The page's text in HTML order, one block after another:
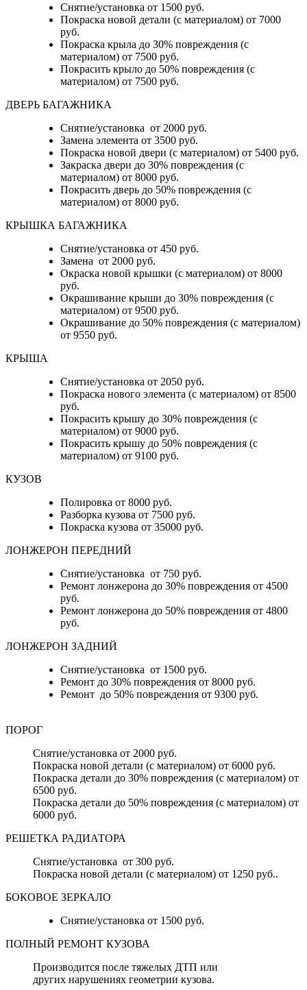
Снятие/установка от 1500 руб.
Покраска новой детали (с материалом) от 7000
руб.
Покраска крыла до 30% повреждения (с
материалом) от 7500 руб.
Покрасить крыло до 50% повреждения (с
материалом) от 7500 руб.
ДВЕРЬ БАГАЖНИКА
Снятие/установка от 2000 руб.
Замена элемента от 3500 руб.
Покраска новой двери (с материалом) от 5400 руб.
Закраска двери до 30% повреждения (с
материалом) от 8000 руб.
Покрасить дверь до 50% повреждения (с
материалом) от 8000 руб.
КРЫШКА БАГАЖНИКА
Снятие/установка от 450 руб.
Замена от 2000 руб.
Окраска новой крышки (с материалом) от 8000
руб.
Окрашивание крыши до 30% повреждения (с
материалом) от 9500 руб.
Окрашивание до 50% повреждения (с материалом)
от 9550 руб.
КРЫША
Снятие/установка от 2050 руб.
Покраска нового элемента (с материалом) от 8500
руб.
Покрасить крышу до 30% повреждения (с
материалом) от 9000 руб.
Покрасить крышу до 50% повреждения (с
материалом) от 9100 руб.
КУЗОВ
Полировка от 8000 руб.
Разборка кузова от 7500 руб.
Покраска кузова от 35000 руб.
ЛОНЖЕРОН ПЕРЕДНИЙ
Снятие/установка от 750 руб.
Ремонт лонжерона до 30% повреждения от 4500
руб.
Ремонт лонжерона до 50% повреждения от 4800
руб.
ЛОНЖЕРОН ЗАДНИЙ
Снятие/установка от 1500 руб.
Ремонт до 30% повреждения от 8000 руб.
Ремонт до 50% повреждения от 9300 руб.
ПОРОГ
Снятие/установка от 2000 руб.
Покраска новой детали (с материалом) от 6000 руб.
Покраска детали до 30% повреждения (с материалом) от
6500 руб.
Покраска детали до 50% повреждения (с материалом) от
6000 руб.
РЕШЕТКА РАДИАТОРА
Снятие/установка от 300 руб.
Покраска новой детали (с материалом) от 1250 руб..
БОКОВОЕ ЗЕРКАЛО
Снятие/установка от 1500 руб.
ПОЛНЫЙ РЕМОНТ КУЗОВА
Производится после тяжелых ДТП или
других нарушениях геометрии кузова.